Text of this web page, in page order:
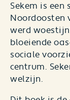
Sekem is een
Noordoosten
werd
bloeiende
sociale
centrum.
welzijn.